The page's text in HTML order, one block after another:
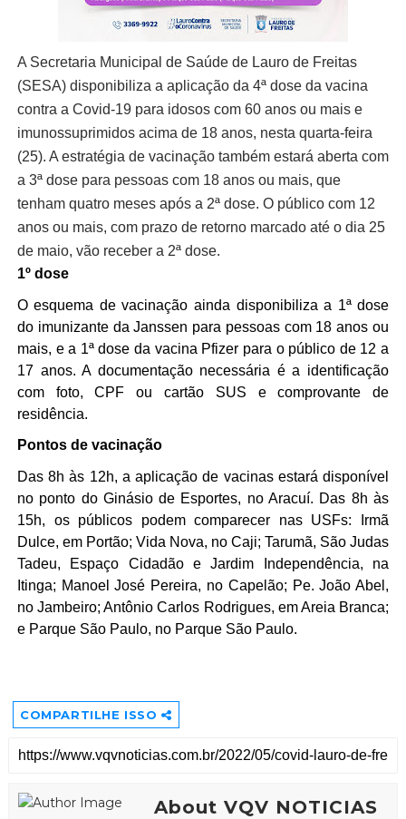
A Secretaria Municipal de Saúde de Lauro de Freitas
(SESA) disponibiliza a aplicação da 4ª dose da vacina
contra a Covid-19 para idosos com 60 anos ou mais e
imunossuprimidos acima de 18 anos, nesta quarta-feira
(25). A estratégia de vacinação também estará aberta com
a 3ª dose para pessoas com 18 anos ou mais, que
tenham quatro meses após a 2ª dose. O público com 12
anos ou mais, com prazo de retorno marcado até o dia 25
de maio, vão receber a 2ª dose.
1º dose
O esquema de vacinação ainda disponibiliza a 1ª dose
do imunizante da Janssen para pessoas com 18 anos ou
mais, e a 1ª dose da vacina Pfizer para o público de 12 a
17 anos. A documentação necessária é a identificação
com foto, CPF ou cartão SUS e comprovante de
residência.
Pontos de vacinação
Das 8h às 12h, a aplicação de vacinas estará disponível
no ponto do Ginásio de Esportes, no Aracuí. Das 8h às
15h, os públicos podem comparecer nas USFs: Irmã
Dulce, em Portão; Vida Nova, no Caji; Tarumã, São Judas
Tadeu, Espaço Cidadão e Jardim Independência, na
Itinga; Manoel José Pereira, no Capelão; Pe. João Abel,
no Jambeiro; Antônio Carlos Rodrigues, em Areia Branca;
e Parque São Paulo, no Parque São Paulo.
COMPARTILHE ISSO
About VQV NOTICIAS